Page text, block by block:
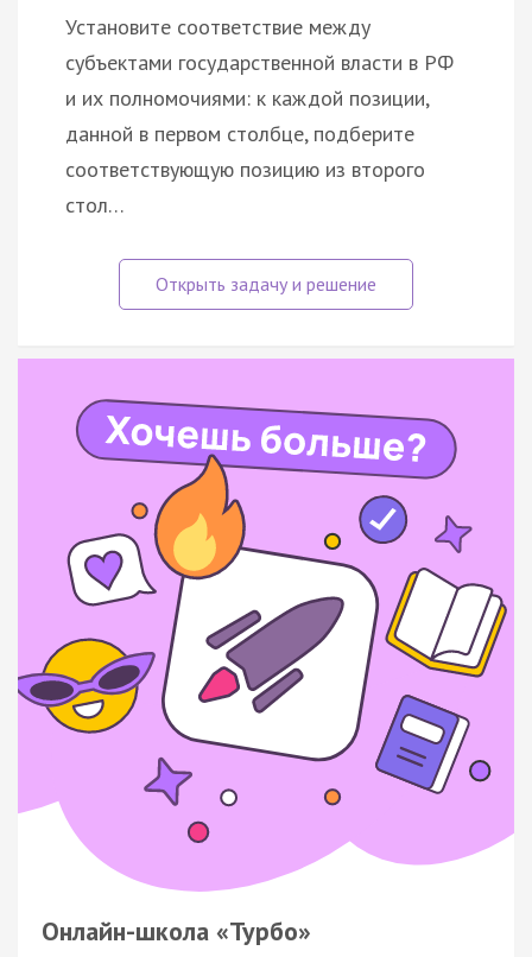
Установите соответствие между
субъектами государственной власти в РФ
и их полномочиями: к каждой позиции,
данной в первом столбце, подберите
соответствующую позицию из второго
стол…
Онлайн-школа «Турбо»